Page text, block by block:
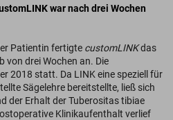
war nach drei Wochen
Patientin fertigte customLINKdas
von drei Wochen an. Die
2018 statt. Da LINK eine speziell für
Sägelehre bereitstellte, ließ sich
der Erhalt der Tuberositas tibiae
Klinikaufenthalt verlief